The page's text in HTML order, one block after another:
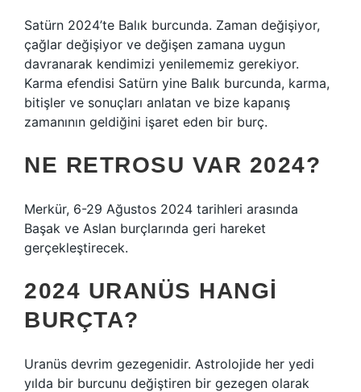
Satürn 2024’te Balık burcunda. Zaman değişiyor,
çağlar değişiyor ve değişen zamana uygun
davranarak kendimizi yenilememiz gerekiyor.
Karma efendisi Satürn yine Balık burcunda, karma,
bitişler ve sonuçları anlatan ve bize kapanış
zamanının geldiğini işaret eden bir burç.
NE RETROSU VAR 2024?
Merkür, 6-29 Ağustos 2024 tarihleri ​​arasında
Başak ve Aslan burçlarında geri hareket
gerçekleştirecek.
2024 URANÜS HANGI
BURÇTA?
Uranüs devrim gezegenidir. Astrolojide her yedi
yılda bir burcunu değiştiren bir gezegen olarak